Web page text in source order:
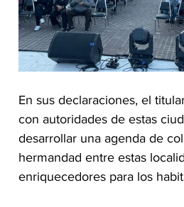
En sus declaraciones, el
con autoridades de estas
desarrollar una agenda de
hermandad entre estas
enriquecedores para los